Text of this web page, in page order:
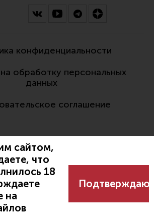
сайтом,
что
18
на
Подтверждаю
конфиденциальности
обработку персональных
данных
соглашение
Разработано: